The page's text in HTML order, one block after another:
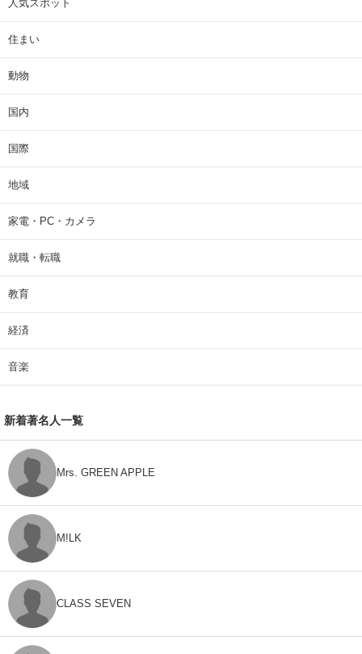
人気スポット
住まい
動物
国内
国際
地域
家電・PC・カメラ
就職・転職
教育
経済
音楽
新着著名人一覧
Mrs. GREEN APPLE
M!LK
CLASS SEVEN